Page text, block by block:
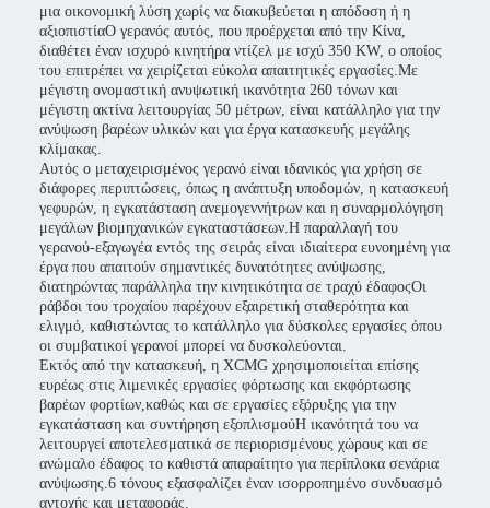
μια οικονομική λύση χωρίς να διακυβεύεται η απόδοση ή η
αξιοπιστίαΟ γερανός αυτός, που προέρχεται από την Κίνα,
διαθέτει έναν ισχυρό κινητήρα ντίζελ με ισχύ 350 KW, ο οποίος
του επιτρέπει να χειρίζεται εύκολα απαιτητικές εργασίες.Με
μέγιστη ονομαστική ανυψωτική ικανότητα 260 τόνων και
μέγιστη ακτίνα λειτουργίας 50 μέτρων, είναι κατάλληλο για την
ανύψωση βαρέων υλικών και για έργα κατασκευής μεγάλης
κλίμακας.
Αυτός ο μεταχειρισμένος γερανό είναι ιδανικός για χρήση σε
διάφορες περιπτώσεις, όπως η ανάπτυξη υποδομών, η κατασκευή
γεφυρών, η εγκατάσταση ανεμογεννήτρων και η συναρμολόγηση
μεγάλων βιομηχανικών εγκαταστάσεων.Η παραλλαγή του
γερανού-εξαγωγέα εντός της σειράς είναι ιδιαίτερα ευνοημένη για
έργα που απαιτούν σημαντικές δυνατότητες ανύψωσης,
διατηρώντας παράλληλα την κινητικότητα σε τραχύ έδαφοςΟι
ράβδοι του τροχαίου παρέχουν εξαιρετική σταθερότητα και
ελιγμό, καθιστώντας το κατάλληλο για δύσκολες εργασίες όπου
οι συμβατικοί γερανοί μπορεί να δυσκολεύονται.
Εκτός από την κατασκευή, η XCMG χρησιμοποιείται επίσης
ευρέως στις λιμενικές εργασίες φόρτωσης και εκφόρτωσης
βαρέων φορτίων,καθώς και σε εργασίες εξόρυξης για την
εγκατάσταση και συντήρηση εξοπλισμούΗ ικανότητά του να
λειτουργεί αποτελεσματικά σε περιορισμένους χώρους και σε
ανώμαλο έδαφος το καθιστά απαραίτητο για περίπλοκα σενάρια
ανύψωσης.6 τόνους εξασφαλίζει έναν ισορροπημένο συνδυασμό
αντοχής και μεταφοράς.